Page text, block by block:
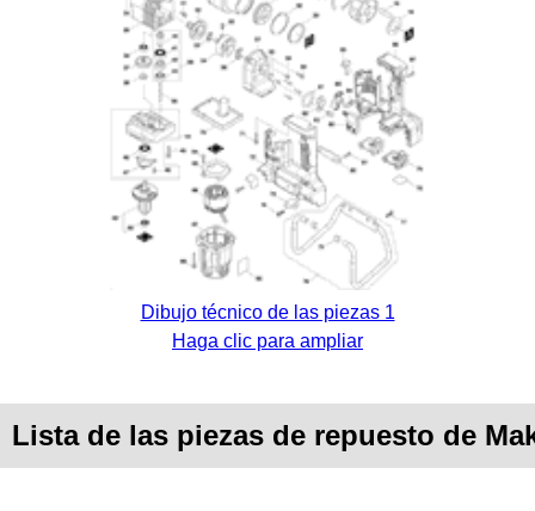
Dibujo técnico de las piezas 1
Haga clic para ampliar
Lista de las piezas de repuesto de